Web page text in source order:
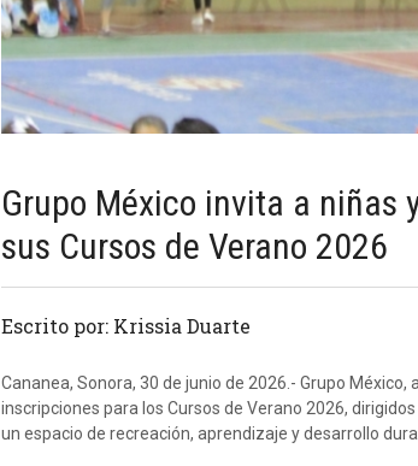
Grupo México invita a niñas
sus Cursos de Verano 2026
Escrito por: Krissia Duarte
Cananea, Sonora, 30 de junio de 2026.- Grupo
inscripciones para los Cursos de Verano 2026,
un espacio de recreación, aprendizaje y desarrollo